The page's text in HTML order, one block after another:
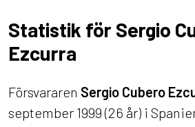
Statistik för Sergio
Ezcurra
Försvararen Sergio Cubero
september 1999 (26 år) i